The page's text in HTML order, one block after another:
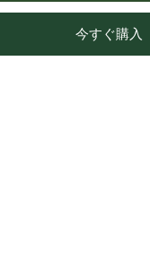
今すぐ購入